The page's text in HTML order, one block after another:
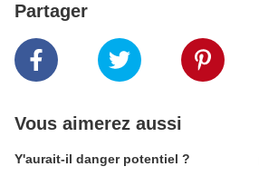
Partager
Vous aimerez aussi
Y'aurait-il danger potentiel ?